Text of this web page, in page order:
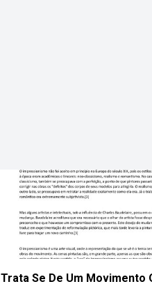
Trata Se De Um Movimento